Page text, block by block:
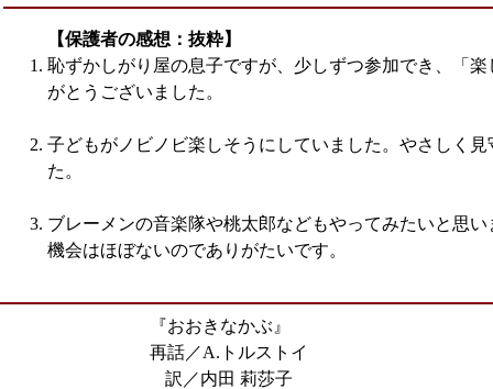
【保護者の感想：抜粋】
恥ずかしがり屋の息子ですが、少しずつ参加でき、「
がとうございました。
子どもがノビノビ楽しそうにしていました。やさしく
た。
ブレーメンの音楽隊や桃太郎などもやってみたいと思
機会はほぼないのでありがたいです。
『おおきなかぶ』
再話／A.トルストイ
訳／内田 莉莎子